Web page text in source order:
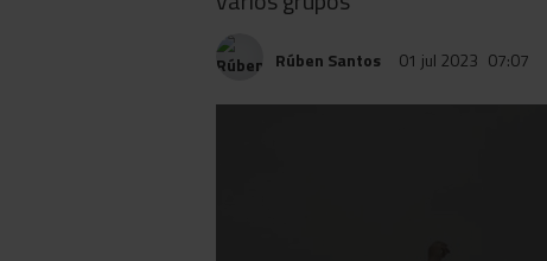
Rúben Santos 01 jul 2023 07:07